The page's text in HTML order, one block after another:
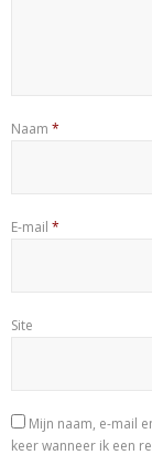
Naam *
E-mail *
Site
Mijn naam, e-mail
keer wanneer ik een